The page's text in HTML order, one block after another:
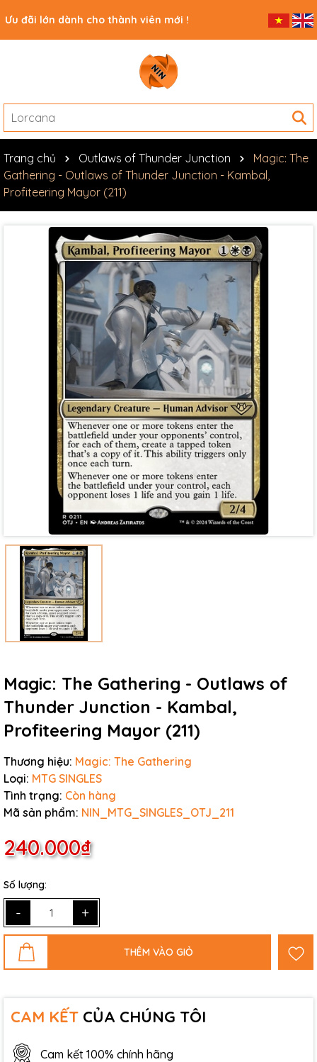
Ưu đãi lớn dành cho thành viên mới !
Trang chủ Outlaws of Thunder Junction
Magic: The
Gathering - Outlaws of Thunder Junction - Kambal,
Profiteering Mayor (211)
Magic: The Gathering - Outlaws of
Thunder Junction - Kambal,
Profiteering Mayor (211)
Thương hiệu: Magic: The Gathering
Loại: MTG SINGLES
Tình trạng: Còn hàng
Mã sản phẩm: NIN_MTG_SINGLES_OTJ_211
240.000₫
Số lượng:
- +
THÊM VÀO GIỎ
CAM KẾT CỦA CHÚNG TÔI
Cam kết 100% chính hãng
Mã giảm giá:
Ngày hết hạn:
Điều kiện: